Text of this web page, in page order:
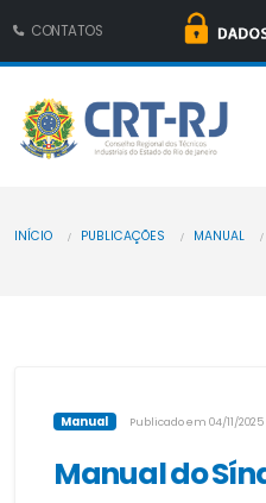
CONTATOS
INÍCIO PUBLICAÇÕES MANUAL
Manual Publicado em 04/11/2025
Manual do